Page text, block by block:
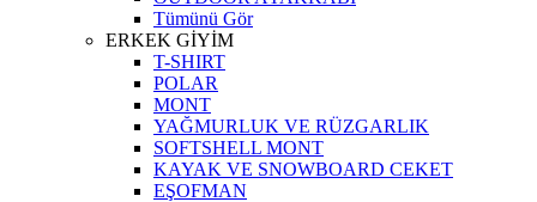
Tümünü Gör
ERKEK GİYİM
T-SHIRT
POLAR
MONT
YAĞMURLUK VE RÜZGARLIK
SOFTSHELL MONT
KAYAK VE SNOWBOARD CEKET
EŞOFMAN